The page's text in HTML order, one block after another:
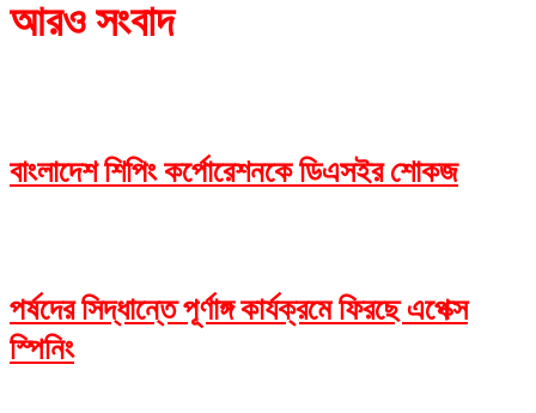
আরও সংবাদ
বাংলাদেশ শিপিং কর্পোরেশনকে ডিএসইর শোকজ
পর্ষদের সিদ্ধান্তে পূর্ণাঙ্গ কার্যক্রমে ফিরছে এপেক্স
স্পিনিং